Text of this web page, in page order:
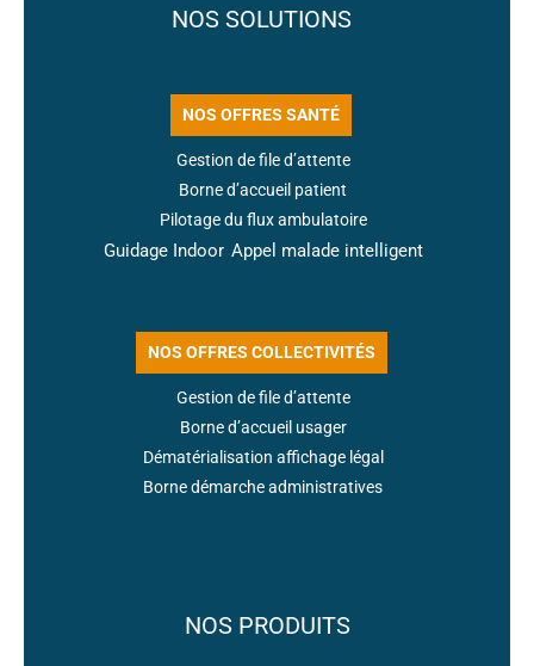
NOS SOLUTIONS
NOS OFFRES SANTÉ
Gestion de file d’attente
Borne d’accueil patient
Pilotage du flux ambulatoire
Guidage Indoor Appel malade intelligent
NOS OFFRES COLLECTIVITÉS
Gestion de file d’attente
Borne d’accueil usager
Dématérialisation affichage légal
Borne démarche administratives
NOS PRODUITS